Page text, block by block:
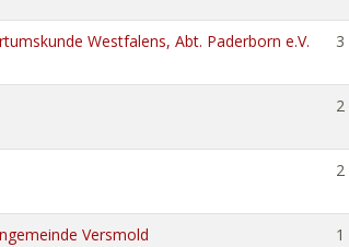
Westfalens, Abt. Paderborn e.V.
3
2
2
Versmold
1